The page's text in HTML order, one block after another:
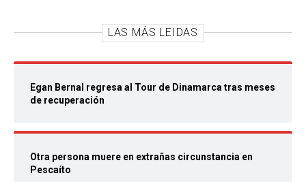
LAS MÁS LEIDAS
Egan Bernal regresa al Tour de Dinamarca tras meses
de recuperación
Otra persona muere en extrañas circunstancia en
Pescaíto